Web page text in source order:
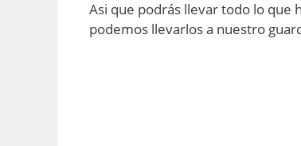
Asi que podrás llevar todo lo que
podemos llevarlos a nuestro